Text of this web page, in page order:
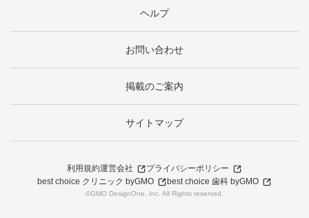
ヘルプ
お問い合わせ
掲載のご案内
サイトマップ
利用規約運営会社
プライバシーポリシー
best choice クリニック byGMO
best choice 歯科 byGMO
©GMO DesignOne, Inc. All Rights reserved.